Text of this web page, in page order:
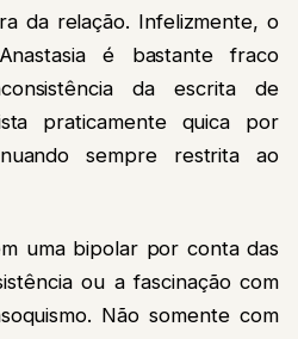
da relação. Infelizmente, o
é bastante fraco
da escrita de
praticamente quica por
sempre restrita ao
uma bipolar por conta das
ou a fascinação com
Não somente com